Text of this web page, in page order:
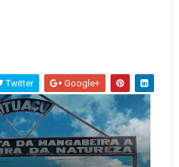
Twitter Google+